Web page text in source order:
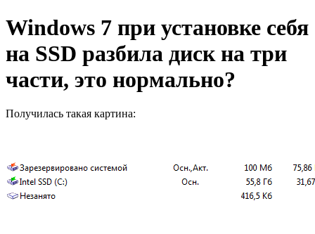
Windows 7 при установке себя
на SSD разбила диск на три
части, это нормально?
Получилась такая картина: